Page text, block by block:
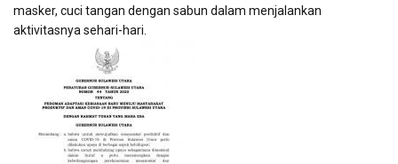
masker, cuci tangan dengan sabun dalam menjalankan
aktivitasnya sehari-hari.